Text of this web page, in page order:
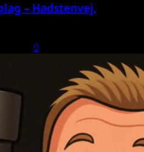
– Hadstenvej,
0